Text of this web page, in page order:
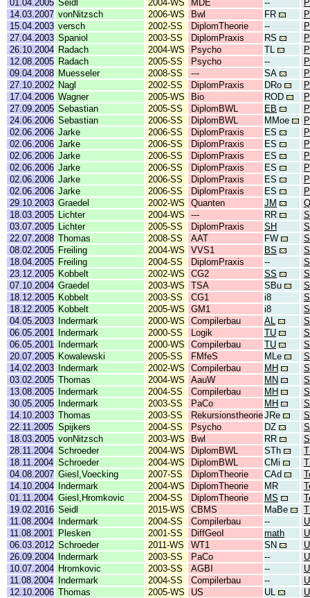
01.04.2005 Seidl 2004-WS MDE --
14.03.2007 vonNitzsch 2006-WS Bwl FR
15.04.2003 versch 2002-SS DiplomTheorie --
27.04.2003 Spaniol 2003-SS DiplomPraxis RS
26.10.2004 Radach 2004-WS Psycho TL
12.08.2005 Radach 2005-SS Psycho --
09.04.2008 Muesseler 2008-SS --- SA
27.10.2002 Nagl 2002-SS DiplomPraxis DRo
17.04.2006 Wagner 2005-WS Bio ROD
27.09.2005 Sebastian 2005-SS DiplomBWL EB
24.06.2006 Sebastian 2006-SS DiplomBWL MMoe
02.06.2006 Jarke 2006-SS DiplomPraxis ES
02.06.2006 Jarke 2006-SS DiplomPraxis ES
02.06.2006 Jarke 2006-SS DiplomPraxis ES
02.06.2006 Jarke 2006-SS DiplomPraxis ES
02.06.2006 Jarke 2006-SS DiplomPraxis ES
02.06.2006 Jarke 2006-SS DiplomPraxis ES
29.10.2003 Graedel 2002-WS Quanten JM
18.03.2005
Lichter 2004-WS --- RR
03.07.2005
Lichter 2005-SS DiplomPraxis SH
22.07.2008 Thomas 2008-SS AAT FW
08.02.2005 Freiling 2004-WS VVS1 BS
18.04.2005 Freiling 2004-SS DiplomPraxis --
23.12.2005 Kobbelt 2002-WS CG2 SS
07.10.2004 Graedel 2003-WS TSA SBu
18.12.2005 Kobbelt 2003-SS CG1 i8
18.12.2005 Kobbelt 2005-WS GM1 i8
04.05.2003
Indermark 2000-WS Compilerbau AL
06.05.2001
Indermark 2000-SS Logik TU
06.05.2001
Indermark 2000-WS Compilerbau TU
20.07.2005 Kowalewski 2005-SS FMfeS MLe
14.02.2003
Indermark 2002-WS Compilerbau MH
03.02.2005 Thomas 2004-WS AauW MN
13.08.2005
Indermark 2004-SS Compilerbau MH
30.05.2005
Indermark 2003-SS PaCo MH
14.10.2003 Thomas 2003-SS RekursionstheorieJRe
22.11.2005 Spijkers 2004-SS Psycho DZ
18.03.2005 vonNitzsch 2003-WS Bwl RR
28.11.2004 Schroeder 2004-WS DiplomBWL STh
18.11.2004 Schroeder 2004-WS DiplomBWL CMi
04.08.2007 Giesl,Voecking 2007-SS DiplomTheorie CAd
14.10.2004
Indermark 2004-WS DiplomTheorie MR
01.11.2004 Giesl,Hromkovic 2004-SS DiplomTheorie MS
19.02.2016 Seidl 2015-WS CBMS MaBe
11.08.2004
Indermark 2004-SS Compilerbau --
11.08.2001
Plesken 2001-SS DiffGeoI math
06.03.2012 Schroeder 2011-WS WT1 SN
26.09.2004
Indermark 2003-SS PaCo --
10.07.2004 Hromkovic 2003-SS AGBI --
11.08.2004
Indermark 2004-SS Compilerbau --
12.10.2006 Thomas 2005-WS US UL